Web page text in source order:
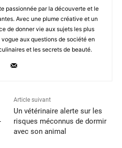
passionnée par la découverte et le
Avec une plume créative et un
de donner vie aux sujets les plus
aux questions de société en
et les secrets de beauté.
Article suivant
Un vétérinaire alerte sur les
risques méconnus de dormir
avec son animal